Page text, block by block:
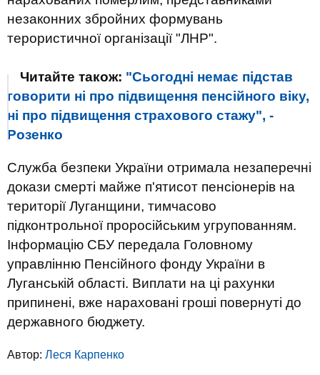
незаконних збройних формувань
терористичної організації "ЛНР".
Читайте також: "Сьогодні немає підстав
говорити ні про підвищення пенсійного віку,
ні про підвищення страхового стажу", -
Розенко
Служба безпеки України отримала незаперечні
докази смерті майже п'ятисот пенсіонерів на
території Луганщини, тимчасово
підконтрольної проросійським угрупованням.
Інформацію СБУ передала Головному
управлінню Пенсійного фонду України в
Луганській області. Виплати на ці рахунки
припинені, вже нараховані гроші повернуті до
державного бюджету.
Автор: Леся Карпенко